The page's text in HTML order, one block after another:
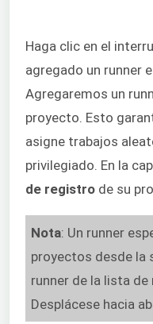
Haga clic en el
agregado un runner
Agregaremos un
proyecto. Esto
asigne trabajos
privilegiado. En la
de registro de su
Nota: Un runner
proyectos desde la
runner de la lista de
Desplácese hacia